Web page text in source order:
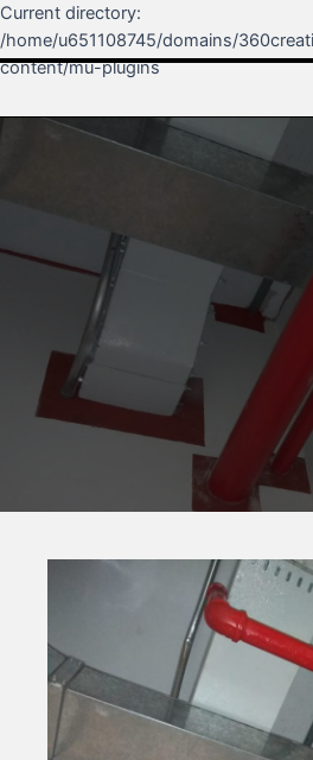
Current directory:
/home/u651108745/domains/
content/mu-plugins